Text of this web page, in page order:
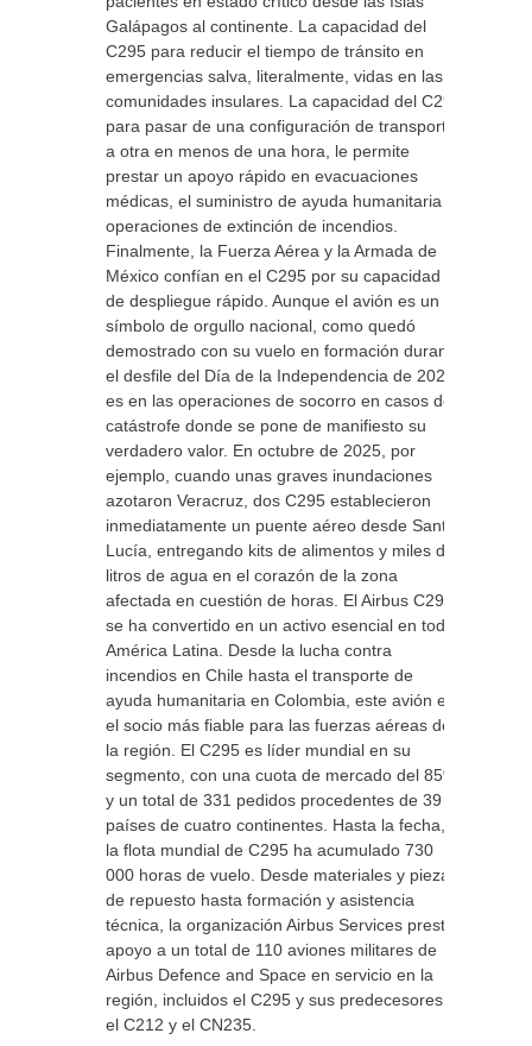
Galápagos al continente. La capacidad del
C295 para reducir el tiempo de tránsito en
emergencias salva, literalmente, vidas en las
comunidades insulares. La capacidad del C295
para pasar de una configuración de transporte
a otra en menos de una hora, le permite
prestar un apoyo rápido en evacuaciones
médicas, el suministro de ayuda humanitaria y
operaciones de extinción de incendios.
Finalmente, la Fuerza Aérea y la Armada de
México confían en el C295 por su capacidad
de despliegue rápido. Aunque el avión es un
símbolo de orgullo nacional, como quedó
demostrado con su vuelo en formación durante
el desfile del Día de la Independencia de 2025,
es en las operaciones de socorro en casos de
catástrofe donde se pone de manifiesto su
verdadero valor. En octubre de 2025, por
ejemplo, cuando unas graves inundaciones
azotaron Veracruz, dos C295 establecieron
inmediatamente un puente aéreo desde Santa
Lucía, entregando kits de alimentos y miles de
litros de agua en el corazón de la zona
afectada en cuestión de horas. El Airbus C295
se ha convertido en un activo esencial en toda
América Latina. Desde la lucha contra
incendios en Chile hasta el transporte de
ayuda humanitaria en Colombia, este avión es
el socio más fiable para las fuerzas aéreas de
la región. El C295 es líder mundial en su
segmento, con una cuota de mercado del 85%
y un total de 331 pedidos procedentes de 39
países de cuatro continentes. Hasta la fecha,
la flota mundial de C295 ha acumulado 730
000 horas de vuelo. Desde materiales y piezas
de repuesto hasta formación y asistencia
técnica, la organización Airbus Services presta
apoyo a un total de 110 aviones militares de
Airbus Defence and Space en servicio en la
región, incluidos el C295 y sus predecesores,
el C212 y el CN235.